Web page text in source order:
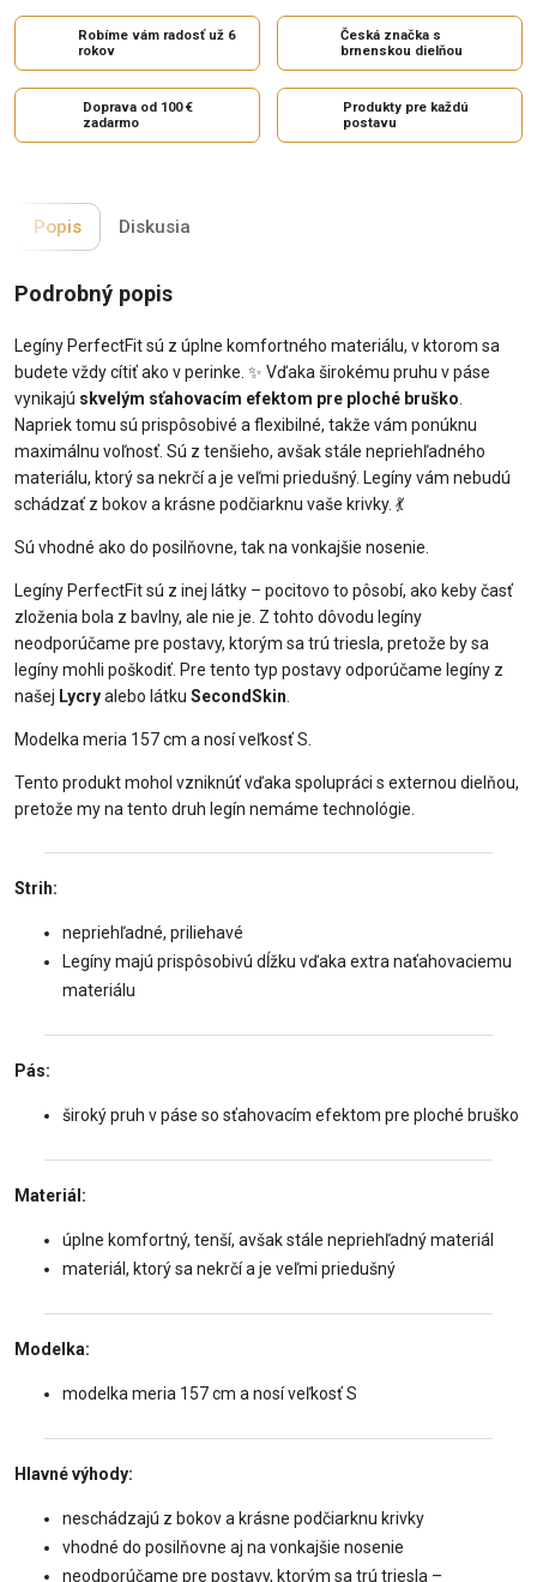
Robíme vám radosť už 6
rokov
Česká značka s
brnenskou dielňou
Doprava od 100 €
zadarmo
Produkty pre každú
postavu
Popis Diskusia
Podrobný popis
Legíny PerfectFit sú z úplne komfortného materiálu, v ktorom sa
budete vždy cítiť ako v perinke. ✨ Vďaka širokému pruhu v páse
vynikajú skvelým sťahovacím efektom pre ploché bruško
Napriek tomu sú prispôsobivé a flexibilné, takže vám ponúknu
maximálnu voľnosť. Sú z tenšieho, avšak stále nepriehľadného
materiálu, ktorý sa nekrčí a je veľmi priedušný. Legíny vám nebudú
schádzať z bokov a krásne podčiarknu vaše krivky. 💃
Sú vhodné ako do posilňovne, tak na vonkajšie nosenie.
Legíny PerfectFit sú z inej látky – pocitovo to pôsobí, ako keby časť
zloženia bola z bavlny, ale nie je. Z tohto dôvodu legíny
neodporúčame pre postavy, ktorým sa trú triesla, pretože by sa
legíny mohli poškodiť. Pre tento typ postavy odporúčame legíny z
našej Lycryalebo látku SecondSkin
Modelka meria 157 cm a nosí veľkosť S.
Tento produkt mohol vzniknúť vďaka spolupráci s externou dielňou,
pretože my na tento druh legín nemáme technológie.
Strih:
nepriehľadné, priliehavé
Legíny majú prispôsobivú dĺžku vďaka extra naťahovaciemu
materiálu
Pás:
široký pruh v páse so sťahovacím efektom pre ploché bruško
Materiál:
úplne komfortný, tenší, avšak stále nepriehľadný materiál
materiál, ktorý sa nekrčí a je veľmi priedušný
Modelka:
modelka meria 157 cm a nosí veľkosť S
Hlavné výhody:
neschádzajú z bokov a krásne podčiarknu krivky
vhodné do posilňovne aj na vonkajšie nosenie
neodporúčame pre postavy, ktorým sa trú triesla –